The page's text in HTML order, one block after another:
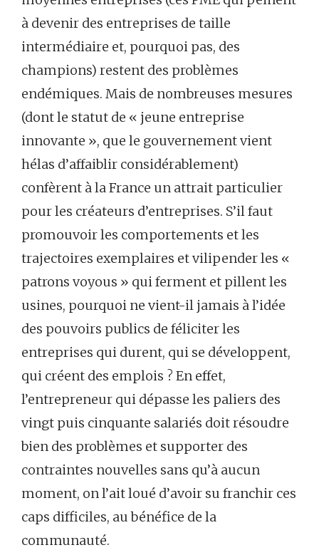
à devenir des entreprises de taille
intermédiaire et, pourquoi pas, des
champions) restent des problèmes
endémiques. Mais de nombreuses mesures
(dont le statut de « jeune entreprise
innovante », que le gouvernement vient
hélas d’affaiblir considérablement)
confèrent à la France un attrait particulier
pour les créateurs d’entreprises. S’il faut
promouvoir les comportements et les
trajectoires exemplaires et vilipender les «
patrons voyous » qui ferment et pillent les
usines, pourquoi ne vient-il jamais à l’idée
des pouvoirs publics de féliciter les
entreprises qui durent, qui se développent,
qui créent des emplois ? En effet,
l’entrepreneur qui dépasse les paliers des
vingt puis cinquante salariés doit résoudre
bien des problèmes et supporter des
contraintes nouvelles sans qu’à aucun
moment, on l’ait loué d’avoir su franchir ces
caps difficiles, au bénéfice de la
communauté.